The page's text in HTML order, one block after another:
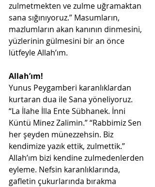
zulmetmekten ve zulme uğramaktan
sana sığınıyoruz.” Masumların,
mazlumların akan kanının dinmesini,
yüzlerinin gülmesini bir an önce
lütfeyle Allah’ım.
Allah’ım!
Yunus Peygamberi karanlıklardan
kurtaran dua ile Sana yöneliyoruz.
“La İlahe İlla Ente Sübhanek. İnni
Küntü Minez Zalimin.” “Rabbimiz Sen
her şeyden münezzehsin. Biz
kendimize yazık ettik, zulmettik.”
Allah’ım bizi kendine zulmedenlerden
eyleme. Nefsin karanlıklarında,
gafletin çukurlarında bırakma